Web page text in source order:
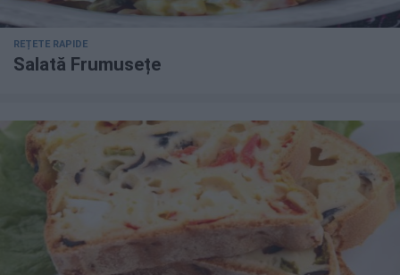
REȚETE RAPIDE
Salată Frumusețe